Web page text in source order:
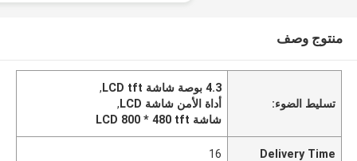
منتوج وصف
تسليط الضوء:
4.3 بوصة شاشة LCD tft
,
أداة الأمن شاشة LCD
,
شاشة LCD 800 * 480 tft
Delivery Time
16